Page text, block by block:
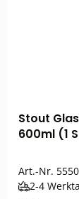
Stout
600ml (1
Art.-Nr. 5550
2-4